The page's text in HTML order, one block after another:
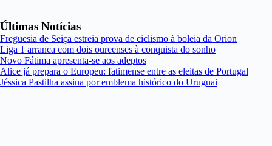
Últimas Notícias
Freguesia de Seiça estreia prova de ciclismo à boleia da Orion
Liga 1 arranca com dois oureenses à conquista do sonho
Novo Fátima apresenta-se aos adeptos
Alice já prepara o Europeu: fatimense entre as eleitas de Portugal
Jéssica Pastilha assina por emblema histórico do Uruguai